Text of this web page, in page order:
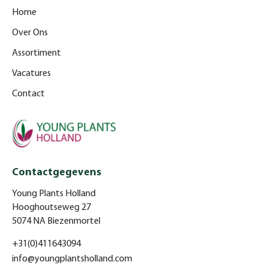
Home
Over Ons
Assortiment
Vacatures
Contact
Contactgegevens
Young Plants Holland
Hooghoutseweg 27
5074 NA Biezenmortel
+31(0)411643094
info@youngplantsholland.com